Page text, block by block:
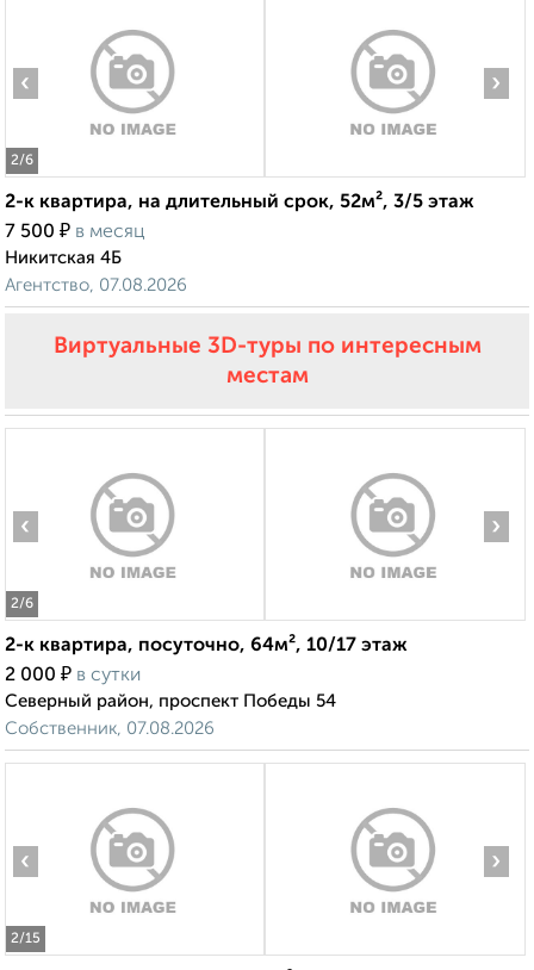
2/6
‹ ›
2-к квартира, на длительный срок, 52м², 3/5 этаж
7 500 ₽ в месяц
Никитская 4Б
Агентство, 07.08.2026
Виртуальные 3D-туры по интересным
местам
2/6
‹ ›
2-к квартира, посуточно, 64м², 10/17 этаж
2 000 ₽ в сутки
Северный район, проспект Победы 54
Собственник, 07.08.2026
2/15
‹ ›